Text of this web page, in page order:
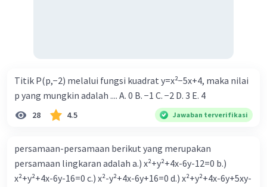
Titik P(p,−2) melalui fungsi kuadrat y=x²−5x+4, maka nilai
p yang mungkin adalah .... A. 0 B. −1 C. −2 D. 3 E. 4
28 4.5 Jawaban terverifikasi
persamaan-persamaan berikut yang merupakan
persamaan lingkaran adalah a.) x²+y²+4x-6y-12=0 b.)
x²+y²+4x-6y-16=0 c.) x²-y²+4x-6y+16=0 d.) x²+y²+4x-6y+5xy-